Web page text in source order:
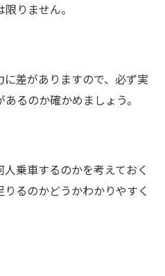
りません。
差がありますので、必ず実
るのか確かめましょう。
乗車するのかを考えておく
るのかどうかわかりやすく